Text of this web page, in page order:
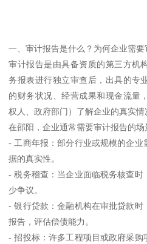
一、审计报告是什么？为何企业需要
审计报告是由具备资质的第三方机
务报表进行独立审查后，出具的专
的财务状况、经营成果和现金流量
权人、政府部门）了解企业的真实情
在邵阳，企业通常需要审计报告的场
- 工商年报：部分行业或规模的企
据的真实性。
- 税务稽查：当企业面临税务核查
少争议。
- 银行贷款：金融机构在审批贷款
报告，评估偿债能力。
- 招投标：许多工程项目或政府采